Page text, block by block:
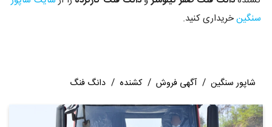
سنگینخریداری کنید.
شاپور سنگین / آگهی فروش / کشنده / دانگ فنگ